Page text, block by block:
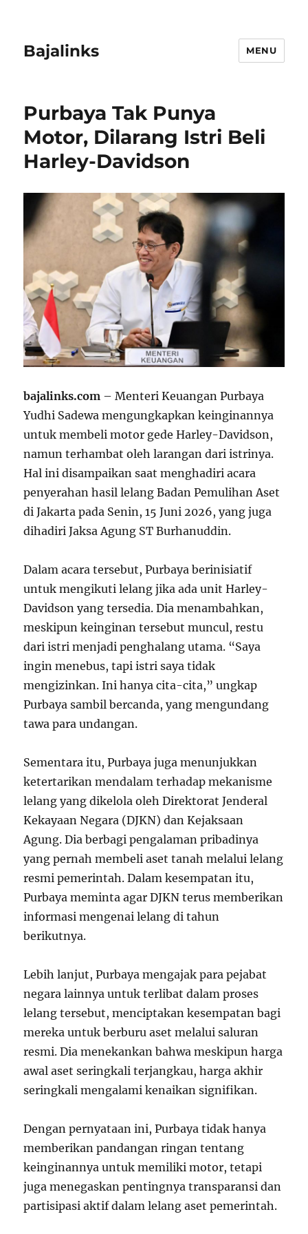
Bajalinks MENU
Purbaya Tak Punya
Motor, Dilarang Istri Beli
Harley-Davidson
bajalinks.com – Menteri Keuangan Purbaya
Yudhi Sadewa mengungkapkan keinginannya
untuk membeli motor gede Harley-Davidson,
namun terhambat oleh larangan dari istrinya.
Hal ini disampaikan saat menghadiri acara
penyerahan hasil lelang Badan Pemulihan Aset
di Jakarta pada Senin, 15 Juni 2026, yang juga
dihadiri Jaksa Agung ST Burhanuddin.
Dalam acara tersebut, Purbaya berinisiatif
untuk mengikuti lelang jika ada unit Harley-
Davidson yang tersedia. Dia menambahkan,
meskipun keinginan tersebut muncul, restu
dari istri menjadi penghalang utama. “Saya
ingin menebus, tapi istri saya tidak
mengizinkan. Ini hanya cita-cita,” ungkap
Purbaya sambil bercanda, yang mengundang
tawa para undangan.
Sementara itu, Purbaya juga menunjukkan
ketertarikan mendalam terhadap mekanisme
lelang yang dikelola oleh Direktorat Jenderal
Kekayaan Negara (DJKN) dan Kejaksaan
Agung. Dia berbagi pengalaman pribadinya
yang pernah membeli aset tanah melalui lelang
resmi pemerintah. Dalam kesempatan itu,
Purbaya meminta agar DJKN terus memberikan
informasi mengenai lelang di tahun
berikutnya.
Lebih lanjut, Purbaya mengajak para pejabat
negara lainnya untuk terlibat dalam proses
lelang tersebut, menciptakan kesempatan bagi
mereka untuk berburu aset melalui saluran
resmi. Dia menekankan bahwa meskipun harga
awal aset seringkali terjangkau, harga akhir
seringkali mengalami kenaikan signifikan.
Dengan pernyataan ini, Purbaya tidak hanya
memberikan pandangan ringan tentang
keinginannya untuk memiliki motor, tetapi
juga menegaskan pentingnya transparansi dan
partisipasi aktif dalam lelang aset pemerintah.